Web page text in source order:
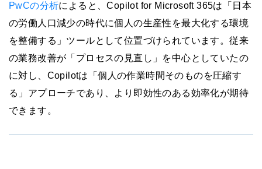
PwCの分析によると、Copilot for Microsoft 365は「日本
の労働人口減少の時代に個人の生産性を最大化する環境
を整備する」ツールとして位置づけられています。従来
の業務改善が「プロセスの見直し」を中心としていたの
に対し、Copilotは「個人の作業時間そのものを圧縮す
る」アプローチであり、より即効性のある効率化が期待
できます。